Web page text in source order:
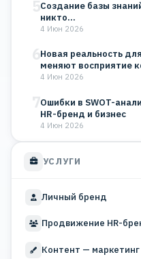
5Создание базы
никто…
4 Июн 2026
6Новая реальность
меняют восприятие
4 Июн 2026
7Ошибки в SWOT-
HR-бренд и бизнес
4 Июн 2026
УСЛУГИ
Личный бренд
Продвижение HR-
Контент — маркетинг